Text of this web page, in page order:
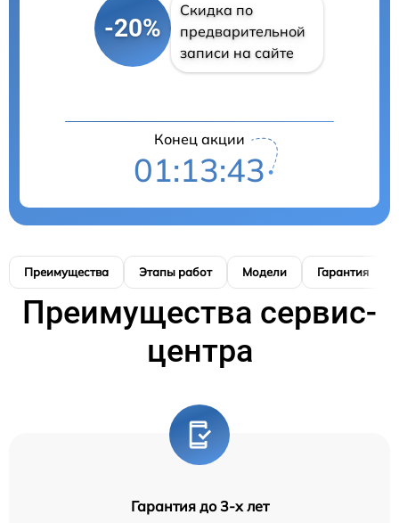
-20%
Скидка по
предварительной
записи на сайте
Конец акции
01:13:42
Преимущества Этапы работ Модели Гарантия
Преимущества сервис-
центра
Гарантия до 3-х лет